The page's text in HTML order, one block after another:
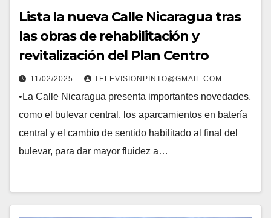
Lista la nueva Calle Nicaragua tras
las obras de rehabilitación y
revitalización del Plan Centro
11/02/2025 TELEVISIONPINTO@GMAIL.COM
•La Calle Nicaragua presenta importantes novedades,
como el bulevar central, los aparcamientos en batería
central y el cambio de sentido habilitado al final del
bulevar, para dar mayor fluidez a…